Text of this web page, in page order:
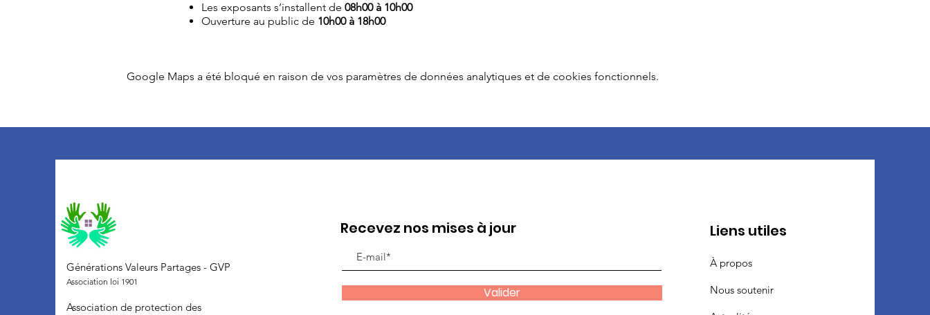
Les exposants s’installent de 08h00 à 10h00
Ouverture au public de 10h00 à 18h00
Google Maps a été bloqué en raison de vos paramètres de données analytiques et de cookies fonctionnels.
Générations Valeurs Partages - GVP
Association loi 1901
Association de protection des
Recevez nos mises à jour
Valider
Liens utiles
À propos
Nous soutenir